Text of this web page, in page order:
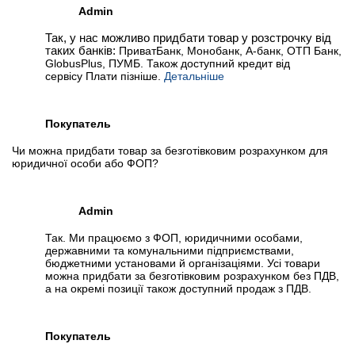
Admin
Так, у нас можливо придбати товар у розстрочку від
таких банків: ПриватБанк, Монобанк, А-банк, ОТП Банк,
GlobusPlus, ПУМБ. Також доступний кредит від
сервісу Плати пізніше. Детальніше
Покупатель
Чи можна придбати товар за безготівковим розрахунком для
юридичної особи або ФОП?
Admin
Так. Ми працюємо з ФОП, юридичними особами,
державними та комунальними підприємствами,
бюджетними установами й організаціями. Усі товари
можна придбати за безготівковим розрахунком без ПДВ,
а на окремі позиції також доступний продаж з ПДВ.
Покупатель